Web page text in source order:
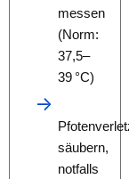
messen
(Norm:
37,5–
39 °C)
säubern,
notfalls